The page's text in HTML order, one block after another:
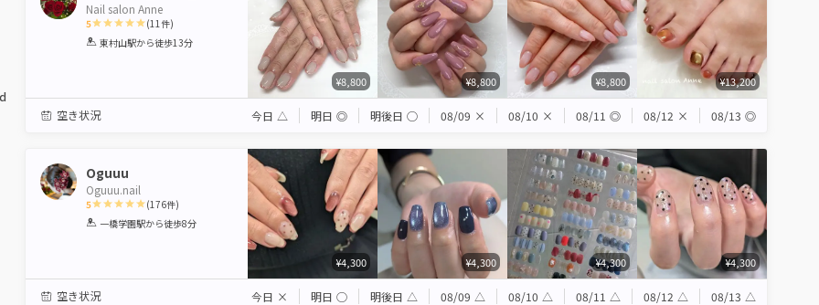
Nail salon Anne
5
1 2 3 4 5
(11 件)
東村山駅から徒歩13分
¥8,800 ¥8,800 ¥8,800 ¥13,200
空き状況 今日 △ 明日 ◎ 明後日 ◯ 08/09 × 08/10 × 08/11 ◎ 08/12 × 08/13 ◎
Oguuu
Oguuu.nail
5
1 2 3 4 5
(176件)
一橋学園駅から徒歩8分
¥4,300 ¥4,300 ¥4,300 ¥4,300
空き状況 今日 × 明日 ◯ 明後日 △ 08/09 △ 08/10 △ 08/11 △ 08/12 △ 08/13 △